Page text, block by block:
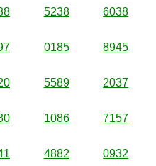
5238 6038
0185 8945
5589 2037
1086 7157
4882 0932